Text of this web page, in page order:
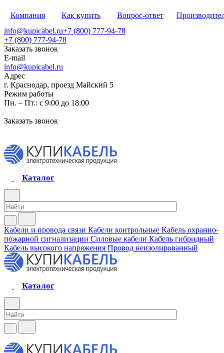
Компания Как купить Вопрос-ответ
info@kupicabel.ru+7 (800) 777-94-78
+7 (800) 777-94-78
Заказать звонок
E-mail
info@kupicabel.ru
Адрес
г. Краснодар, проезд Майский 5
Режим работы
Пн. – Пт.: с 9:00 до 18:00
Заказать звонок
Каталог
Кабели и провода связи Кабели контрольные Кабель охранно-
пожарной сигнализации Силовые кабели Кабель гибридный
Кабель высокого напряжения Провод неизолированный
Каталог